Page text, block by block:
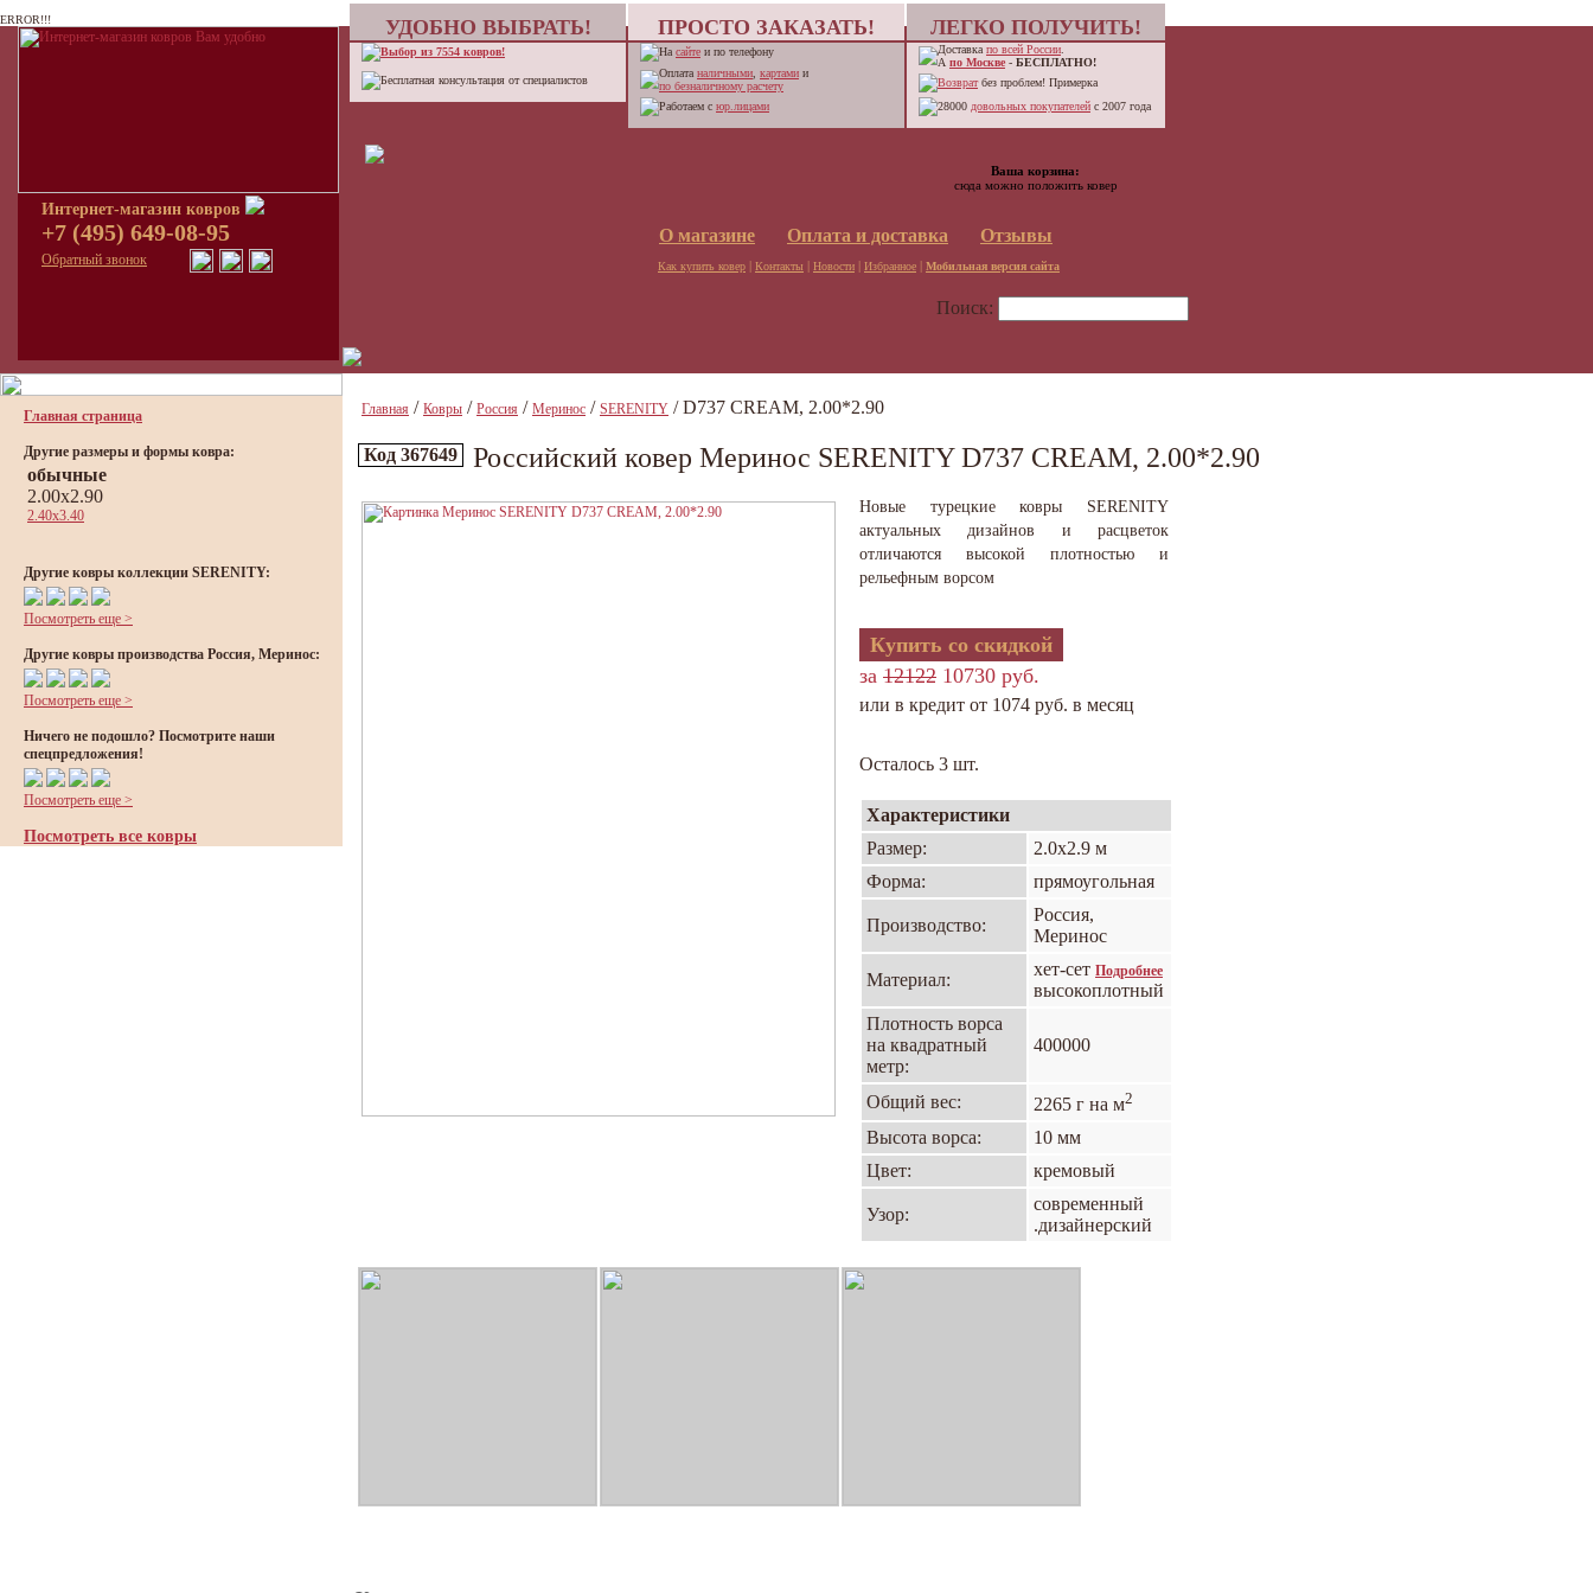
ERROR!!!
Интернет-магазин ковров
+7 (495) 649-08-95
Обратный звонок
УДОБНО ВЫБРАТЬ! ПРОСТО ЗАКАЗАТЬ! ЛЕГКО ПОЛУЧИТЬ!
Выбор из 7554 ковров!
Бесплатная консультация от специалистов
На сайте и по телефону
Оплата наличными картами и
по безналичному расчету
Работаем с юр.лицами
Доставка по всей России
А по Москве - БЕСПЛАТНО!
Возвратбез проблем! Примерка
28000 довольных покупателей с 2007 года
О магазине Оплата и доставка Отзывы
Как купить ковер | Контакты | Новости | Избранное | Мобильная версия сайта
Ваша корзина:
сюда можно положить ковер
Поиск:
Главная страница
Другие размеры и формы ковра:
обычные
2.00x2.90
2.40x3.40
Другие ковры коллекции SERENITY:
Посмотреть еще >
Другие ковры производства Россия, Меринос:
Посмотреть еще >
Ничего не подошло? Посмотрите наши
спецпредложения!
Посмотреть еще >
Посмотреть все ковры
Главная / Ковры / Россия / Меринос / SERENITY / D737 CREAM, 2.00*2.90
Код 367649 Российский ковер Меринос SERENITY D737 CREAM, 2.00*2.90
Новые турецкие ковры SERENITY
актуальных дизайнов и расцветок
отличаются высокой плотностью и
рельефным ворсом
Купить со скидкой
за 12122 10730 руб.
или в кредит от 1074 руб. в месяц
Осталось 3 шт.
Характеристики
Размер:
2.0х2.9 м
Форма:
прямоугольная
Производство:
Россия,
Меринос
Материал:
хет-сет Подробнее
высокоплотный
Плотность ворса
на квадратный
метр:
400000
Общий вес: 2265 г на м2
Высота ворса:
10 мм
Цвет:
кремовый
Узор:
современный
.дизайнерский